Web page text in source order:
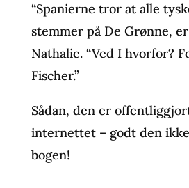
“Spanierne tror at alle
stemmer på De Grønne,
Nathalie. “Ved I hvorfor?
Fischer.”
Sådan, den er
internettet – godt den
bogen!